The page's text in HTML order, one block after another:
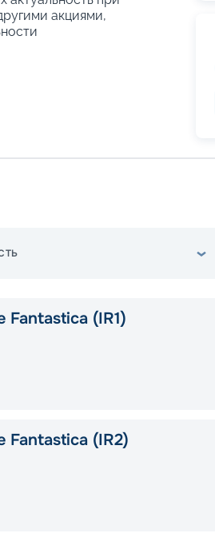
акциями,
Fantastica (IR1)
Fantastica (IR2)